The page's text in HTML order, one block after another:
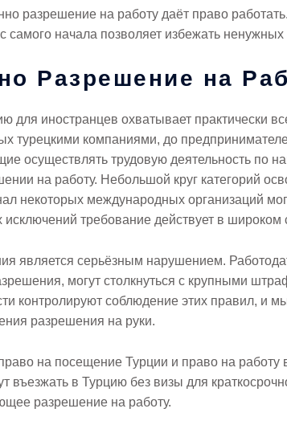
разрешение на работу даёт право
самого начала позволяет избежать ненужных
Разрешение на
для иностранцев охватывает практически
турецкими компаниями, до
осуществлять трудовую деятельность по
на работу. Небольшой круг категорий
некоторых международных организаций
исключений требование действует в широком
является серьёзным нарушением.
могут столкнуться с крупными
контролируют соблюдение этих правил, и
разрешения на руки.
на посещение Турции и право на
въезжать в Турцию без визы для
разрешение на работу.